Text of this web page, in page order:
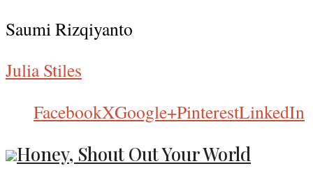
Saumi Rizqiyanto
Julia Stiles
FacebookXGoogle+PinterestLinkedIn
Honey, Shout Out Your World